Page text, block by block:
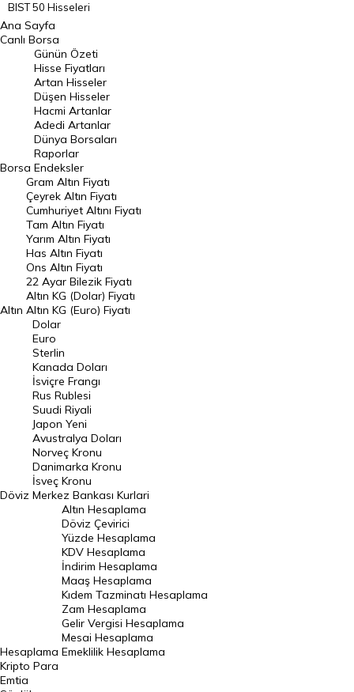
BIST 50 Hisseleri
BIST 100 Hisseleri
En Çok Artan Hisseler
En Çok Düşen Hisseler
Hacmi Artanlar
Geçmiş Kapanışlar
Dünya Borsaları
Raporlar
Endeksler
DÖVİZ
Döviz Kuru
Dolar Kuru
Euro Kuru
Pound Kuru
Frank Kuru
Riyal Kuru
Avustralya Doları
Danimarka Kronu Kuru
Kanada Doları Kuru
Norveç Kronu Kuru
İsveç Kronu Kuru
Japon Yeni Kuru
Serbest Piyasa Döviz Kurları
Merkez Bankası Döviz Kurları
Altın Fiyatları
Gram Altın Fiyatı
Ana Sayfa
Canlı Borsa
Borsa
Günün Özeti
Hisse Fiyatları
Artan Hisseler
Düşen Hisseler
Hacmi Artanlar
Adedi Artanlar
Dünya Borsaları
Raporlar
Endeksler
Altın
Gram Altın Fiyatı
Çeyrek Altın Fiyatı
Cumhuriyet Altını Fiyatı
Tam Altın Fiyatı
Yarım Altın Fiyatı
Has Altın Fiyatı
Ons Altın Fiyatı
22 Ayar Bilezik Fiyatı
Altın KG (Dolar) Fiyatı
Altın KG (Euro) Fiyatı
Döviz
Dolar
Euro
Sterlin
Kanada Doları
İsviçre Frangı
Rus Rublesi
Suudi Riyali
Japon Yeni
Avustralya Doları
Norveç Kronu
Danimarka Kronu
İsveç Kronu
Merkez Bankası Kurlari
Hesaplama
Altın Hesaplama
Döviz Çevirici
Yüzde Hesaplama
KDV Hesaplama
İndirim Hesaplama
Maaş Hesaplama
Kıdem Tazminatı Hesaplama
Zam Hesaplama
Gelir Vergisi Hesaplama
Mesai Hesaplama
Emeklilik Hesaplama
Kripto Para
Emtia